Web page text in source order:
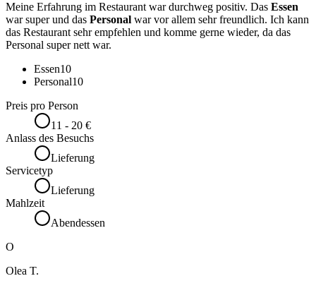
Meine Erfahrung im Restaurant war durchweg positiv. Das Essen
war super und das Personal war vor allem sehr freundlich. Ich kann
das Restaurant sehr empfehlen und komme gerne wieder, da das
Personal super nett war.
Essen10
Personal10
Preis pro Person
11 - 20 €
Anlass des Besuchs
Lieferung
Servicetyp
Lieferung
Mahlzeit
Abendessen
O
Olea T.